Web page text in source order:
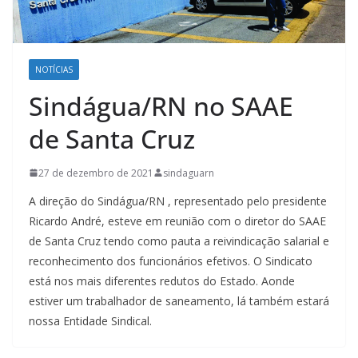
NOTÍCIAS
Sindágua/RN no SAAE
de Santa Cruz
27 de dezembro de 2021 sindaguarn
A direção do Sindágua/RN , representado pelo presidente
Ricardo André, esteve em reunião com o diretor do SAAE
de Santa Cruz tendo como pauta a reivindicação salarial e
reconhecimento dos funcionários efetivos. O Sindicato
está nos mais diferentes redutos do Estado. Aonde
estiver um trabalhador de saneamento, lá também estará
nossa Entidade Sindical.